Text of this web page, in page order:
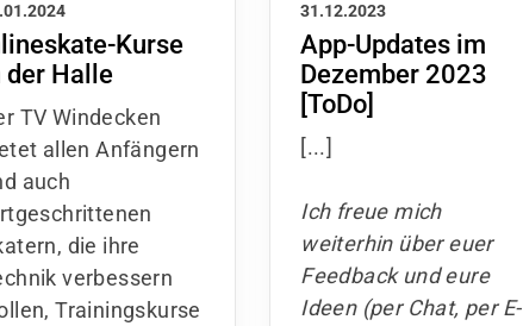
Kurse
der Halle
TV Windecken
allen Anfängern
auch
die ihre
verbessern
Trainingskurse
31.12.2023
App-Updates im
Dezember 2023
[ToDo]
[...]
Ich freue mich
weiterhin über euer
Feedback und eure
Ideen (per Chat, per E-